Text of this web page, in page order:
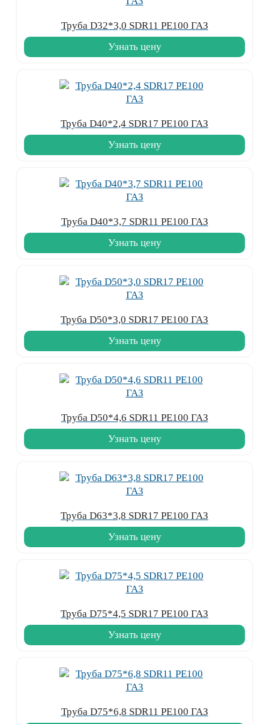
Труба D32*3,0 SDR11 PE100 ГАЗ
Узнать цену
Труба D40*2,4 SDR17 PE100 ГАЗ
Узнать цену
Труба D40*3,7 SDR11 PE100 ГАЗ
Узнать цену
Труба D50*3,0 SDR17 PE100 ГАЗ
Узнать цену
Труба D50*4,6 SDR11 PE100 ГАЗ
Узнать цену
Труба D63*3,8 SDR17 PE100 ГАЗ
Узнать цену
Труба D75*4,5 SDR17 PE100 ГАЗ
Узнать цену
Труба D75*6,8 SDR11 PE100 ГАЗ